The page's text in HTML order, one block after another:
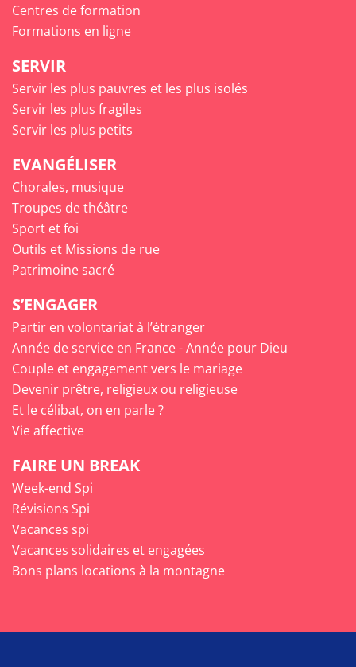
Centres de formation
Formations en ligne
SERVIR
Servir les plus pauvres et les plus isolés
Servir les plus fragiles
Servir les plus petits
EVANGÉLISER
Chorales, musique
Troupes de théâtre
Sport et foi
Outils et Missions de rue
Patrimoine sacré
S’ENGAGER
Partir en volontariat à l’étranger
Année de service en France - Année pour Dieu
Couple et engagement vers le mariage
Devenir prêtre, religieux ou religieuse
Et le célibat, on en parle ?
Vie affective
FAIRE UN BREAK
Week-end Spi
Révisions Spi
Vacances spi
Vacances solidaires et engagées
Bons plans locations à la montagne